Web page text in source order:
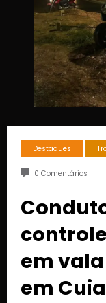
Destaques
0 Comentários
em vala
em